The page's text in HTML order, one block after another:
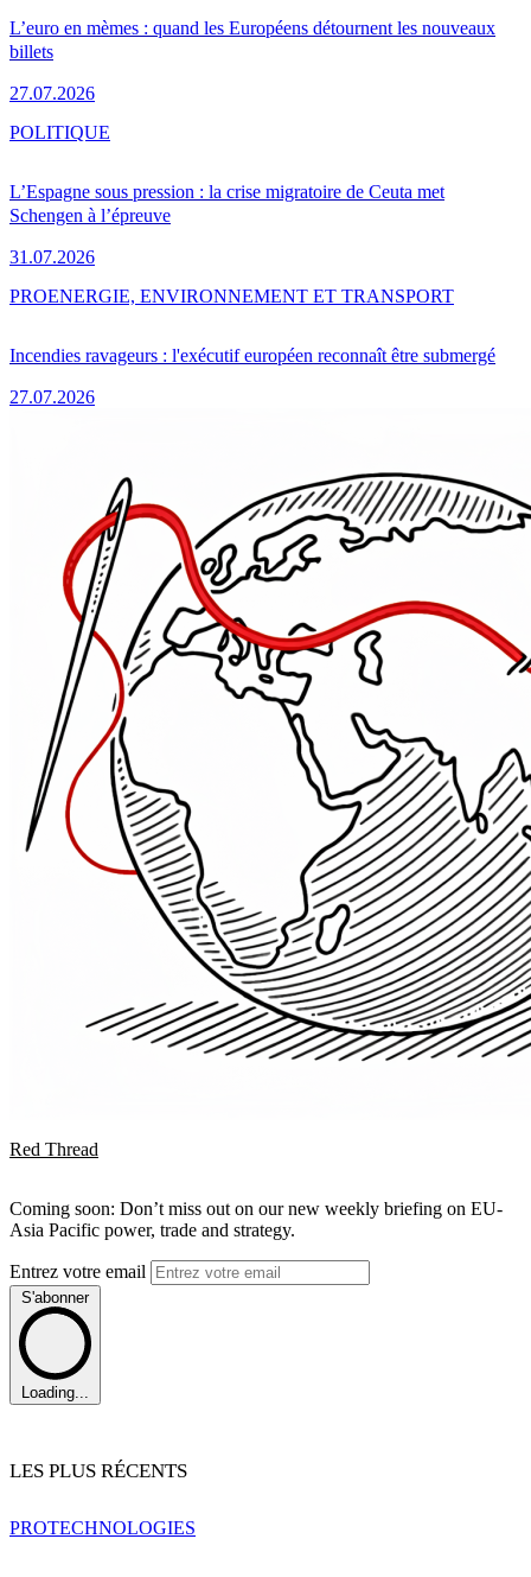
L’euro en mèmes : quand les Européens détournent les nouveaux
billets
27.07.2026
L’Espagne sous pression : la crise migratoire de Ceuta met
Schengen à l’épreuve
31.07.2026
POLITIQUE
Incendies ravageurs : l'exécutif européen reconnaît être submergé
27.07.2026
PROENERGIE, ENVIRONNEMENT ET TRANSPORT
Red Thread
Coming soon: Don’t miss out on our new weekly briefing on EU-
Asia Pacific power, trade and strategy.
Entrez votre email
S'abonner
Loading...
LES PLUS RÉCENTS
PROTECHNOLOGIES